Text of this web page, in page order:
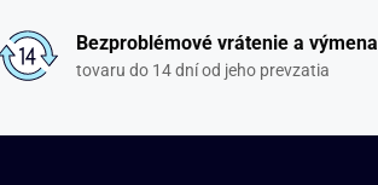
Bezproblémové vrátenie a výmena
tovaru do 14 dní od jeho prevzatia